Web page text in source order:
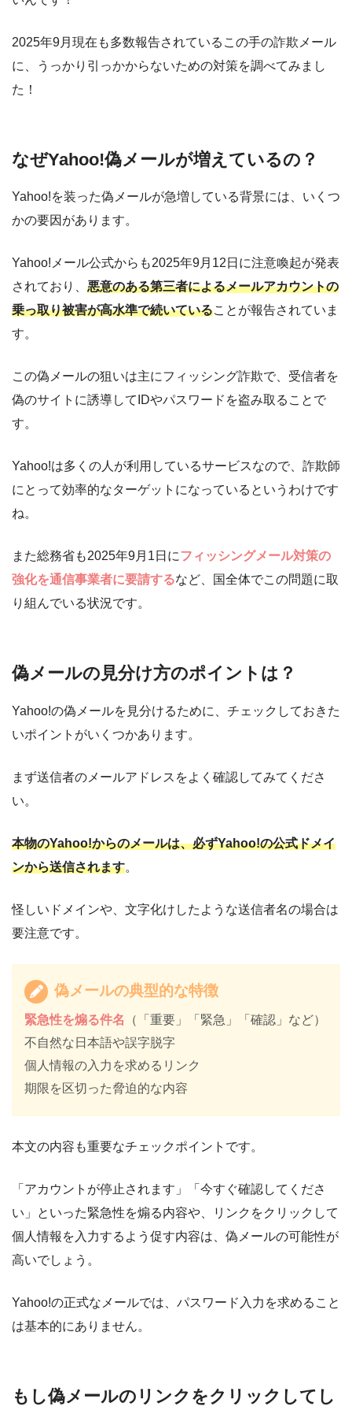
2025年9月現在も多数報告されているこの手の詐欺メール
に、うっかり引っかからないための対策を調べてみまし
た！
なぜYahoo!偽メールが増えているの？
Yahoo!を装った偽メールが急増している背景には、いくつ
かの要因があります。
Yahoo!メール公式からも2025年9月12日に注意喚起が発表
されており、 悪意のある第三者によるメールアカウントの
乗っ取り被害が高水準で続いていることが報告されていま
す。
この偽メールの狙いは主にフィッシング詐欺で、受信者を
偽のサイトに誘導してIDやパスワードを盗み取ることで
す。
Yahoo!は多くの人が利用しているサービスなので、詐欺師
にとって効率的なターゲットになっているというわけです
ね。
また総務省も2025年9月1日にフィッシングメール対策の
強化を通信事業者に要請するなど、国全体でこの問題に取
り組んでいる状況です。
偽メールの見分け方のポイントは？
Yahoo!の偽メールを見分けるために、チェックしておきた
いポイントがいくつかあります。
まず送信者のメールアドレスをよく確認してみてくださ
い。
本物のYahoo!からのメールは、必ずYahoo!の公式ドメイ
ンから送信されます。
怪しいドメインや、文字化けしたような送信者名の場合は
要注意です。
偽メールの典型的な特徴
緊急性を煽る件名
（「重要」「緊急」「確認」など）
不自然な日本語や誤字脱字
個人情報の入力を求めるリンク
期限を区切った脅迫的な内容
本文の内容も重要なチェックポイントです。
「アカウントが停止されます」「今すぐ確認してくださ
い」といった緊急性を煽る内容や、リンクをクリックして
個人情報を入力するよう促す内容は、偽メールの可能性が
高いでしょう。
Yahoo!の正式なメールでは、パスワード入力を求めること
は基本的にありません。
もし偽メールのリンクをクリックしてし